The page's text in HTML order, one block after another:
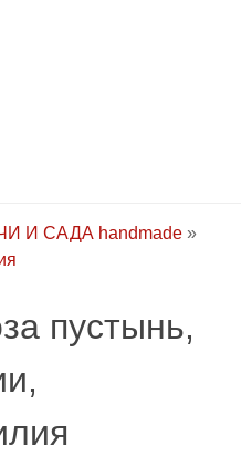
И САДА handmade »
пустынь,